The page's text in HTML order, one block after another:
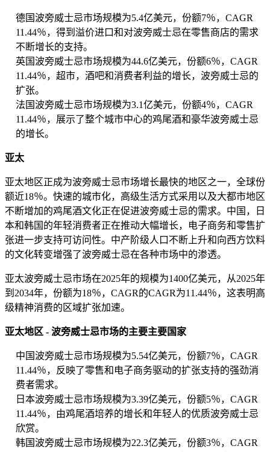
德国波旁威士忌市场规模为5.4亿美元，份额7％，CAGR
11.44％，得到溢价进口和对波旁威士忌在零售商店的需求
不断增长的支持。
英国波旁威士忌市场规模为44.6亿美元，份额6％，CAGR
11.44％，超市，酒吧和消费者利益的增长，波旁威士忌的
扩张。
法国波旁威士忌市场规模为3.1亿美元，份额4％，CAGR
11.44％，展示了整个城市中心的鸡尾酒和豪华波旁威士忌
的增长。
亚太
亚太地区正成为波旁威士忌市场增长最快的地区之一，全球份
额近18％。快速的城市化，高级生活方式采用以及大都市地区
不断增加的鸡尾酒文化正在促进波旁威士忌的需求。中国，日
本和韩国的年轻消费者正在推动大幅增长，电子商务和零售扩
张进一步支持可访问性。中产阶级人口不断上升和向西方饮料
的文化转变增强了波旁威士忌在各种市场中的渗透。
亚太波旁威士忌市场在2025年的规模为1400亿美元，从2025年
到2034年，份额为18％，CAGR的CAGR为11.44％，这表明高
级精神消费的区域扩张加速。
亚太地区 - 波旁威士忌市场的主要主要国家
中国波旁威士忌市场规模为5.54亿美元，份额7％，CAGR
11.44％，反映了零售和电子商务驱动的扩张支持的强劲消
费者需求。
日本波旁威士忌市场规模为3.39亿美元，份额5％，CAGR
11.44％，由鸡尾酒培养的增长和年轻人的优质波旁威士忌
欣赏。
韩国波旁威士忌市场规模为22.3亿美元，份额3％，CAGR